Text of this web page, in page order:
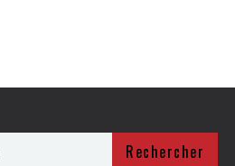
Rechercher